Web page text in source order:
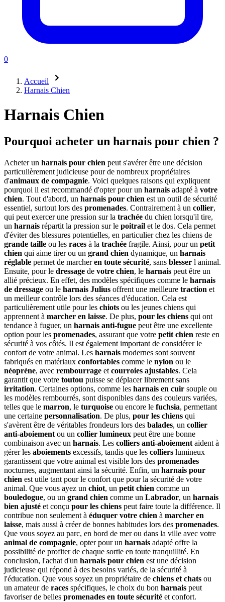
0
Accueil
Harnais Chien
Harnais Chien
Pourquoi acheter un harnais pour chien ?
Acheter un harnais pour chien peut s'avérer être une décision
particulièrement judicieuse pour de nombreux propriétaires
d'animaux de compagnie. Voici quelques raisons qui expliquent
pourquoi il est recommandé d'opter pour un harnais adapté à votre
chien. Tout d'abord, un harnais pour chien est un outil de sécurité
essentiel, surtout lors des promenades. Contrairement à un collier,
qui peut exercer une pression sur la trachée du chien lorsqu'il tire,
un harnais répartit la pression sur le poitrail et le dos. Cela permet
d'éviter des blessures potentielles, en particulier chez les chiens de
grande taille ou les races à la trachée fragile. Ainsi, pour un petit
chien qui aime tirer ou un grand chien dynamique, un harnais
réglable permet de marcheren toute sécurité, sans blesser l animal.
Ensuite, pour le dressage de votre chien, le harnais peut être un
allié précieux. En effet, des modèles spécifiques comme le harnais
de dressage ou le harnais Julius offrent une meilleure traction et
un meilleur contrôle lors des séances d'éducation. Cela est
particulièrement utile pour les chiots ou les jeunes chiens qui
apprennent à marcher en laisse. De plus, pour les chiens qui ont
tendance à fuguer, un harnais anti-fugue peut être une excellente
option pour les promenades, assurant que votre petit chien reste en
sécurité à vos côtés. Il est également important de considérer le
confort de votre animal. Les harnais modernes sont souvent
fabriqués en matériaux confortables comme le nylon ou le
néoprène, avec rembourrage et courroies ajustables. Cela
garantit que votre toutou puisse se déplacer librement sans
irritation. Certaines options, comme les harnais en cuir souple ou
les modèles rembourrés, sont disponibles dans des couleurs variées,
telles que le marron, le turquoise ou encore le fuchsia, permettant
une certaine personnalisation. De plus, pour les chiens qui
s'avèrent être de véritables frondeurs lors des balades, un collier
anti-aboiement ou un collier lumineux peut être une bonne
combinaison avec un harnais. Les colliers anti-aboiement aident à
gérer les aboiements excessifs, tandis que les colliers lumineux
garantissent que votre animal est visible lors des promenades
nocturnes, augmentant ainsi la sécurité. Enfin, un harnais pour
chien est utile tant pour le confort que pour la sécurité de votre
animal. Que vous ayez un chiot, un petit chien comme un
bouledogue, ou un grand chien comme un Labrador, un harnais
bien ajusté et conçu pour les chiens peut faire toute la différence. Il
contribue non seulement à éduquer votre chien à marcher en
laisse, mais aussi à créer de bonnes habitudes lors des promenades.
Que vous soyez au parc, en bord de mer ou dans la ville avec votre
animal de compagnie, opter pour un harnais adapté offre la
possibilité de profiter de chaque sortie en toute tranquillité. En
conclusion, l'achat d'un harnais pour chien est une décision
judicieuse qui répond à des besoins variés, de la sécurité à
l'éducation. Que vous soyez un propriétaire de chiens et chats ou
un amateur de races spécifiques, le choix du bon harnais peut
favoriser de belles promenades en toute sécurité et confort.